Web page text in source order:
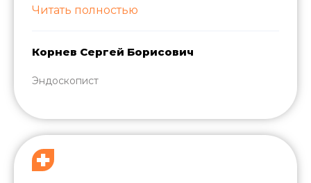
Читать полностью
Корнев Сергей Борисович
Эндоскопист